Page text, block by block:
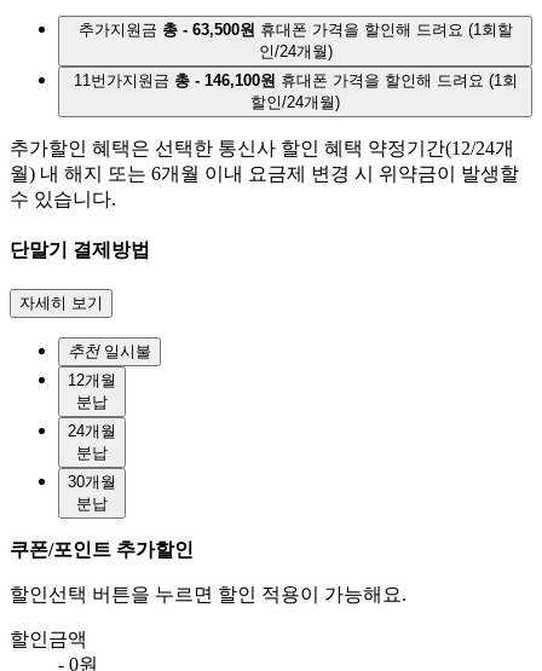
추가지원금 총 - 63,500원 휴대폰 가격을 할인해 드려요 (1회할
인/24개월)
11번가지원금 총 - 146,100원 휴대폰 가격을 할인해 드려요 (1회
할인/24개월)
추가할인 혜택은 선택한 통신사 할인 혜택 약정기간(12/24개
월) 내 해지 또는 6개월 이내 요금제 변경 시 위약금이 발생할
수 있습니다.
단말기 결제방법
자세히 보기
추천 일시불
12개월
분납
24개월
분납
30개월
분납
쿠폰/포인트 추가할인
할인선택 버튼을 누르면 할인 적용이 가능해요.
할인금액
- 0원